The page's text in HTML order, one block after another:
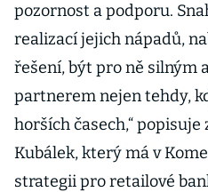
pozornost a podporu.
realizací jejich nápadů,
řešení, být pro ně silným
partnerem nejen tehdy,
horších časech,“
Kubálek, který má v
strategii pro retailové